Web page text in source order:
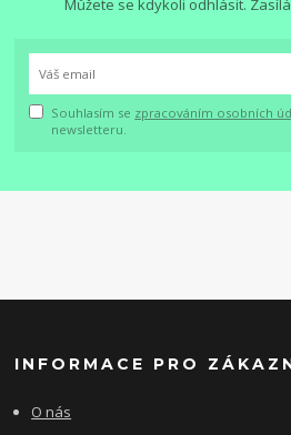
Můžete se kdykoli odhlásit.
Souhlasím se zpracováním osobních
newsletteru.
INFORMACE PRO
O nás